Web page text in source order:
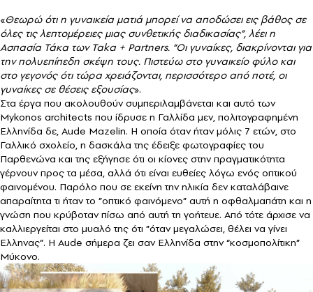
«Θεωρώ ότι η γυναικεία ματιά μπορεί να αποδώσει εις βάθος σε
όλες τις λεπτομέρειες μιας συνθετικής διαδικασίας”, λέει η
Ασπασία Τάκα των Taka + Partners. “Οι γυναίκες, διακρίνονται για
την πολυεπίπεδη σκέψη τους. Πιστεύω στο γυναικείο φύλο και
στο γεγονός ότι τώρα χρειάζονται, περισσότερο από ποτέ, οι
γυναίκες σε θέσεις εξουσίας».
Στα έργα που ακολουθούν συμπεριλαμβάνεται και αυτό των
Mykonos architects που ίδρυσε η Γαλλίδα μεν, πολιτογραφημένη
Ελληνίδα δε, Aude Mazelin. Η οποία όταν ήταν μόλις 7 ετών, στο
Γαλλικό σχολείο, η δασκάλα της έδειξε φωτογραφίες του
Παρθενώνα και της εξήγησε ότι οι κίονες στην πραγματικότητα
γέρνουν προς τα μέσα, αλλά ότι είναι ευθείες λόγω ενός οπτικού
φαινομένου. Παρόλο που σε εκείνη την ηλικία δεν καταλάβαινε
απαραίτητα τι ήταν το ”οπτικό φαινόμενο” αυτή η οφθαλμαπάτη και η
γνώση που κρύβοταν πίσω από αυτή τη γοήτευε. Από τότε άρχισε να
καλλιεργείται στο μυαλό της ότι ”όταν μεγαλώσει, θέλει να γίνει
Ελληνας”. Η Aude σήμερα ζει σαν Ελληνίδα στην “κοσμοπολίτικη”
Μύκονο.